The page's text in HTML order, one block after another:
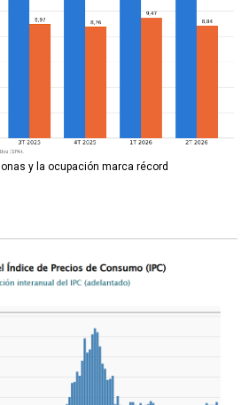
y la ocupación marca récord